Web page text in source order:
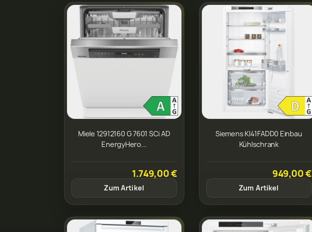
Miele 12912160 G 7601 SCi AD
EnergyHero...
1.749,00 €
Zum Artikel
Siemens KI41FADD0 Einbau
Kühlschrank
949,00 €
Zum Artikel